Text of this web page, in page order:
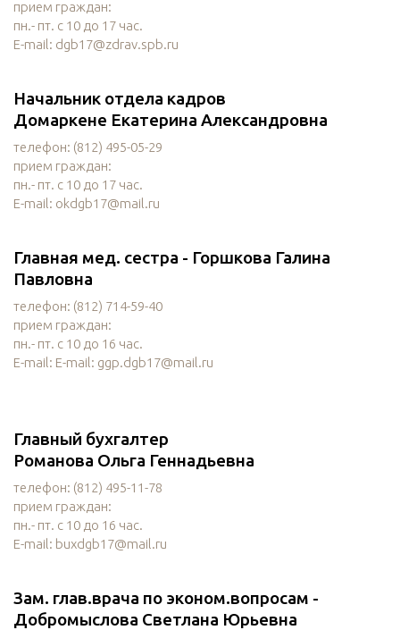
прием граждан:
пн.- пт. с 10 до 17 час.
E-mail: dgb17@zdrav.spb.ru
Начальник отдела кадров
Домаркене Екатерина Александровна
телефон: (812) 495-05-29
прием граждан:
пн.- пт. с 10 до 17 час.
E-mail: okdgb17@mail.ru
Главная мед. сестра - Горшкова Галина
Павловна
телефон: (812) 714-59-40
прием граждан:
пн.- пт. с 10 до 16 час.
E-mail: E-mail: ggp.dgb17@mail.ru
Главный бухгалтер
Романова Ольга Геннадьевна
телефон: (812) 495-11-78
прием граждан:
пн.- пт. с 10 до 16 час.
E-mail: buxdgb17@mail.ru
Зам. глав.врача по эконом.вопросам -
Добромыслова Светлана Юрьевна